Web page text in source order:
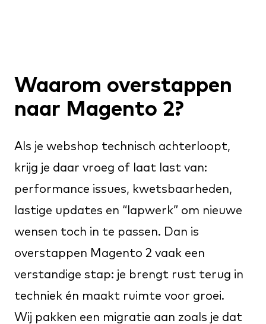
Waarom overstappen
naar Magento 2?
Als je webshop technisch achterloopt,
krijg je daar vroeg of laat last van:
performance issues, kwetsbaarheden,
lastige updates en “lapwerk” om nieuwe
wensen toch in te passen. Dan is
overstappen Magento 2 vaak een
verstandige stap: je brengt rust terug in
techniek én maakt ruimte voor groei.
Wij pakken een migratie aan zoals je dat